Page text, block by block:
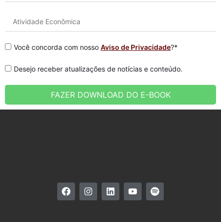
Você concorda com nosso Aviso de Privacidade?*
Desejo receber atualizações de notícias e conteúdo.
FAZER DOWNLOAD DO E-BOOK